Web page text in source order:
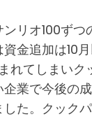
リオ100ず
金追加は10
れてしまい
業で今後の
た。クック